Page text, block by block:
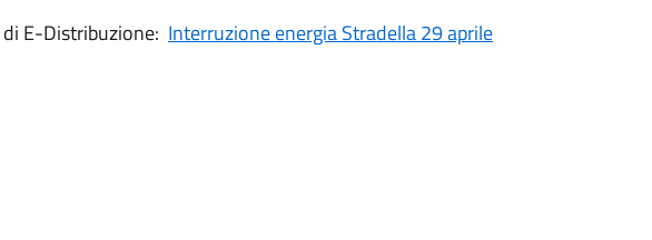
E-Distribuzione: Interruzione energia Stradella 29 aprile